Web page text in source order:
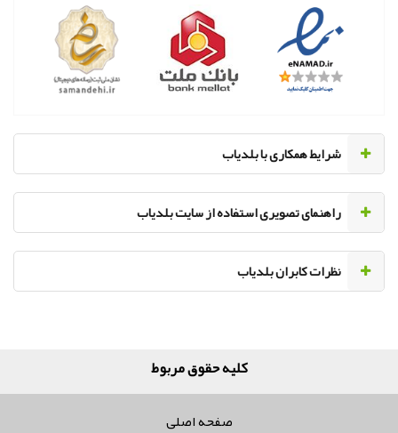
‌شرایط همکاری با بلدیاب
راهنمای تصویری استفاده از سایت بلدیاب
نظرات کابران بلدیاب
کلیه حقوق مربوط به آژ
صفحه اصلی